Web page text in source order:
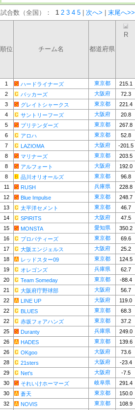
試合数（全国）： 1 2 3 4 5 次へ> 末尾へ>>
順位 チーム名 都道府県
R
1 ハードライナーズ 東京都 215.1
2
バッカーズ 大阪府 72.3
3
グレイトシャークス 東京都 221.4
4
サントリーフーズ 大阪府 20.8
5
プリテンダーズ 東京都 267.8
6
アロハ 東京都 52.8
7
LAZIOMA 大阪府 -201.5
8
マリナーズ 東京都 203.5
8
アルフォート 大阪府 192.0
8
品川オリオールズ 東京都 96.8
11
RUSH 兵庫県 228.8
12
Blue Impulse 東京都 248.7
13
太平洋セメント 東京都 46.7
14
SPIRITS 大阪府 47.5
15
MONSTA 愛知県 350.2
16
プロパティーズ 東京都 69.6
17
大阪エンジェルス 大阪府 25.2
18
レッドスター09 東京都 124.5
19
オレゴンズ 兵庫県 62.7
20
Team Someday 東京都 -88.4
21
大阪府庁野球部 大阪府 56.7
22
LINE UP 大阪府 119.0
22
BLUES 東京都 68.3
22
赤坂フォアハンズ 東京都 37.2
25
Duranty 兵庫県 249.0
26
HADES 東京都 139.6
26
OKgoo 大阪府 73.6
28
21sters 大阪府 -23.4
29
Net's 大阪府 -7.5
30
それいけホーマーズ 岐阜県 291.4
30
蒼天 東京都 150.0
32
NOVIS 東京都 108.9